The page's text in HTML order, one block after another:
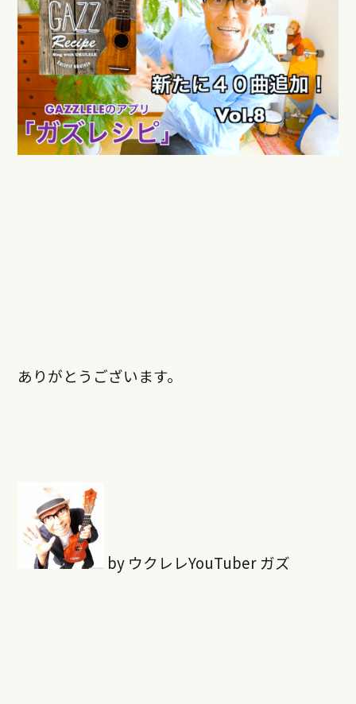
ありがとうございます。
by ウクレレYouTuber ガズ